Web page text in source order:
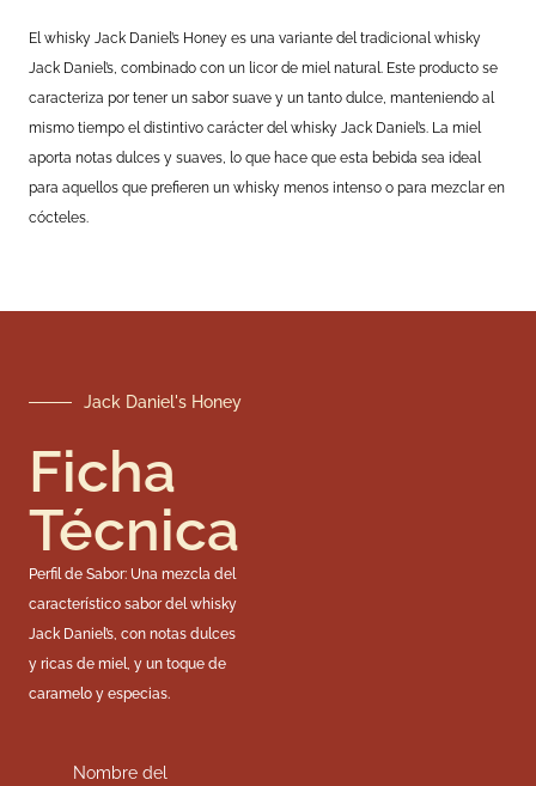
El whisky Jack Daniel’s Honey es una variante del tradicional whisky
Jack Daniel’s, combinado con un licor de miel natural. Este producto se
caracteriza por tener un sabor suave y un tanto dulce, manteniendo al
mismo tiempo el distintivo carácter del whisky Jack Daniel’s. La miel
aporta notas dulces y suaves, lo que hace que esta bebida sea ideal
para aquellos que prefieren un whisky menos intenso o para mezclar en
cócteles.
Jack Daniel's Honey
Ficha
Técnica
Perfil de Sabor: Una mezcla del
característico sabor del whisky
Jack Daniel’s, con notas dulces
y ricas de miel, y un toque de
caramelo y especias.
Nombre del